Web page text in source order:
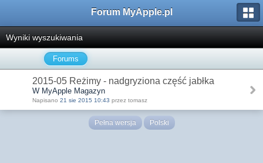
Forum MyApple.pl
Wyniki wyszukiwania
Forums
2015-05 Reżimy - nadgryziona część jabłka
W MyApple Magazyn
Napisano 21 sie 2015 10:43 przez tomasz
Pełna wersja Polski